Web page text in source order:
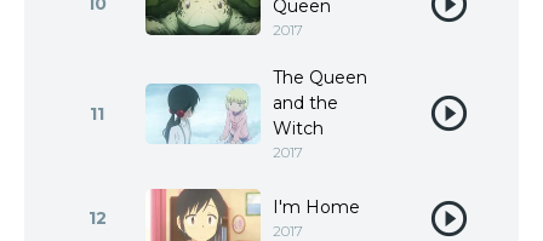
Queen
2017
11
The Queen
and the
Witch
2017
12 I'm Home
2017